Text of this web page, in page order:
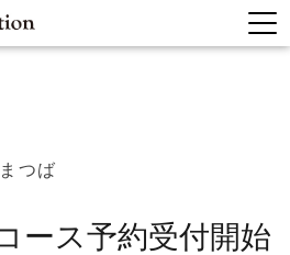
つば
ース予約受付開始